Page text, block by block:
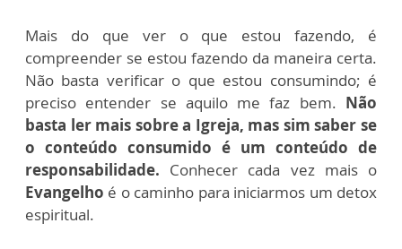
Mais do que ver o que estou fazendo, é
compreender se estou fazendo da maneira certa.
Não basta verificar o que estou consumindo; é
preciso entender se aquilo me faz bem. Não
basta ler mais sobre a Igreja, mas sim saber se
o conteúdo consumido é um conteúdo de
responsabilidade. Conhecer cada vez mais o
Evangelho é o caminho para iniciarmos um detox
espiritual.